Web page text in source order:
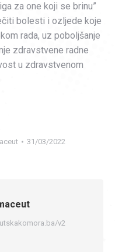
za one koji se brinu”
bolesti i ozljede koje
rada, uz poboljšanje
zdravstvene radne
u zdravstvenom
31/03/2022
v2